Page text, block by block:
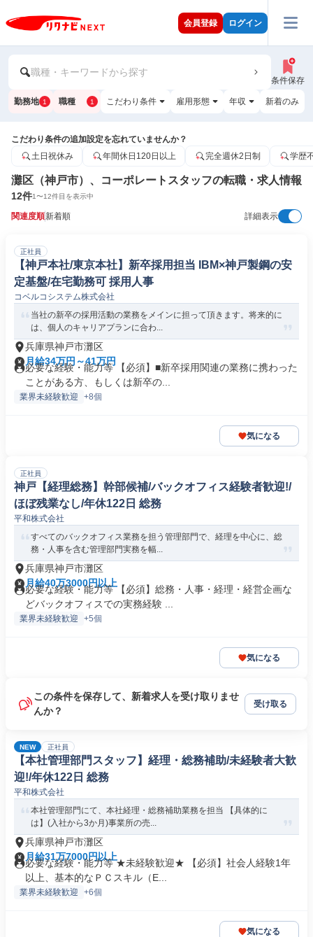
会員登録 ログイン
職種・キーワードから探す
条件保存
勤務地 1 職種 1 こだわり条件 雇用形態 年収 新着のみ
こだわり条件の追加設定を忘れていませんか？
土日祝休み
年間休日120日以上 完全週休2日制 学歴
灘区（神戸市）、コーポレートスタッフの転職・求人情報
12件1〜12件目を表示中
関連度順新着順 詳細表示
正社員
【神戸本社/東京本社】新卒採用担当 IBM×神戸製鋼の安
定基盤/在宅勤務可 採用人事
コベルコシステム株式会社
当社の新卒の採用活動の業務をメインに担って頂きます。将来的に
は、個人のキャリアプランに合わ...
兵庫県神戸市灘区
月給34万円～41万円
必要な経験・能力等 【必須】■新卒採用関連の業務に携わった
ことがある方、もしくは新卒の...
業界未経験歓迎 +8個
気になる
正社員
神戸【経理総務】幹部候補/バックオフィス経験者歓迎!/
ほぼ残業なし/年休122日 総務
平和株式会社
すべてのバックオフィス業務を担う管理部門で、経理を中心に、総
務・人事を含む管理部門実務を幅...
兵庫県神戸市灘区
月給40万3000円以上
必要な経験・能力等 【必須】総務・人事・経理・経営企画な
どバックオフィスでの実務経験 ...
業界未経験歓迎 +5個
気になる
この条件を保存して、新着求人を受け取りませ
んか？
受け取る
NEW 正社員
【本社管理部門スタッフ】経理・総務補助/未経験者大歓
迎!/年休122日 総務
平和株式会社
本社管理部門にて、本社経理・総務補助業務を担当 【具体的に
は】(入社から3か月)事業所の売...
兵庫県神戸市灘区
月給31万7000円以上
必要な経験・能力等 ★未経験歓迎★ 【必須】社会人経験1年
以上、基本的なＰＣスキル（E...
業界未経験歓迎 +6個
気になる